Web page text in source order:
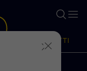
PRODOTTI